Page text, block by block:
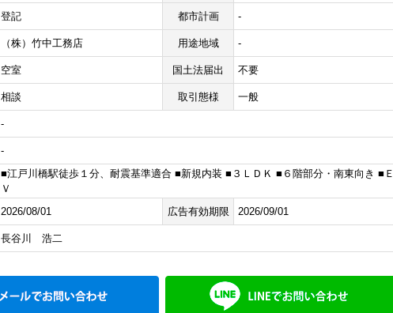
登記 都市計画 -
（株）竹中工務店 用途地域 -
空室 国土法届出 不要
相談 取引態様 一般
-
-
■江戸川橋駅徒歩１分、耐震基準適合 ■新規内装 ■３ＬＤＫ ■６階部分・南東向き ■Ｅ
Ｖ
2026/08/01 広告有効期限 2026/09/01
長谷川 浩二
メールでお問い合わせ